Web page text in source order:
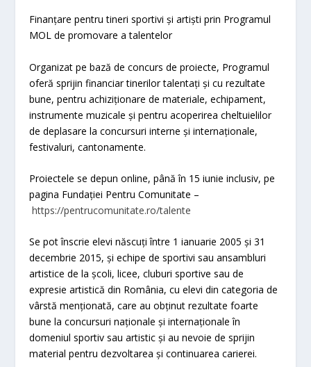
Finanțare pentru tineri sportivi și artiști prin Programul
MOL de promovare a talentelor
Organizat pe bază de concurs de proiecte, Programul
oferă sprijin financiar tinerilor talentați și cu rezultate
bune, pentru achiziționare de materiale, echipament,
instrumente muzicale și pentru acoperirea cheltuielilor
de deplasare la concursuri interne și internaționale,
festivaluri, cantonamente.
Proiectele se depun online, până în 15 iunie inclusiv, pe
pagina Fundației Pentru Comunitate –
https://pentrucomunitate.ro/talente
Se pot înscrie elevi născuți între 1 ianuarie 2005 și 31
decembrie 2015, și echipe de sportivi sau ansambluri
artistice de la școli, licee, cluburi sportive sau de
expresie artistică din România, cu elevi din categoria de
vârstă menționată, care au obținut rezultate foarte
bune la concursuri naționale și internaționale în
domeniul sportiv sau artistic și au nevoie de sprijin
material pentru dezvoltarea și continuarea carierei.